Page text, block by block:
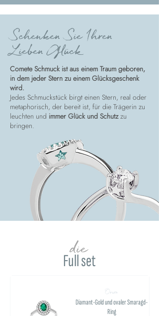
Schenken Sie Ihren
Lieben Glück
Comete Schmuck ist aus einem Traum geboren,
in dem jeder Stern zu einem Glücksgeschenk
wird.
Jedes Schmuckstück birgt einen Stern, real oder
metaphorisch, der bereit ist, für die Trägerin zu
leuchten und immer Glück und Schutzzu
bringen.
Full set
die
Orion
Diamant-Gold und ovaler Smaragd-
Ring